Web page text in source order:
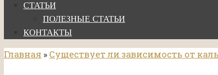
СТАТЬИ
ПОЛЕЗНЫЕ СТАТЬИ
КОНТАКТЫ
Главная » Существует ли зависимость от